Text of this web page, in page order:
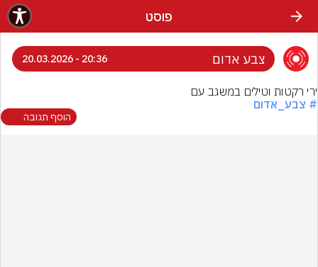
פוסט
צבע אדום 20:36 - 20.03.2026
ירי רקטות וטילים במשגב עם
# צבע_אדום
הוסף תגובה